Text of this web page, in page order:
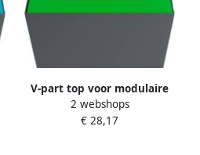
V-part top voor modulaire
afvalbak 85 l en 90 l groen
2 webshops
€ 28,17